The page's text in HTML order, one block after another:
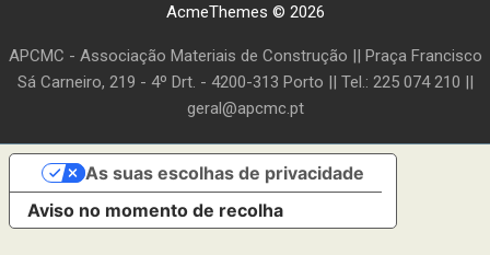
AcmeThemes © 2026
APCMC - Associação Materiais de Construção || Praça Francisco
Sá Carneiro, 219 - 4º Drt. - 4200-313 Porto || Tel.: 225 074 210 ||
geral@apcmc.pt
Aviso no momento de recolha
As suas escolhas de privacidade